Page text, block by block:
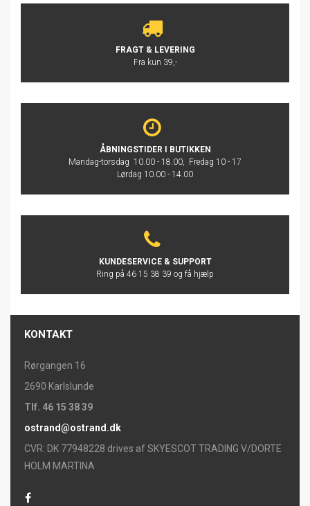
FRAGT & LEVERING
Fra kun 39,-
ÅBNINGSTIDER I BUTIKKEN
Mandag-torsdag 10.00 - 18.00, Fredag 10 - 17
Lørdag 10.00 - 14.00
KUNDESERVICE & SUPPORT
Ring på 46 15 38 39 og få hjælp
KONTAKT
Rørgangen 16
2690 Karlslunde
Tlf. 46 15 38 39
ostrand@ostrand.dk
CVR: DK 77948228 drives af SKYESCOT TRADING V/DORTE
HOLM MARTINA